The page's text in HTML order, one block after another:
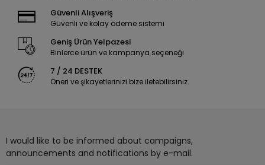
Güvenli Alışveriş
Güvenli ve kolay ödeme sistemi
Geniş Ürün Yelpazesi
Binlerce ürün ve kampanya seçeneği
7 / 24 DESTEK
Öneri ve şikayetlerinizi bize iletebilirsiniz.
I would like to be informed about campaigns,
announcements and notifications by e-mail.